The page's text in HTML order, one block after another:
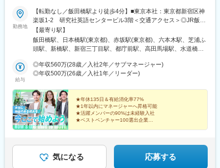
田井駅、上前津駅、東別院駅、摂津富田駅、新今宮駅前駅、千鳥
橋駅、千里中央駅(大阪モノレール)、百舌鳥八幡駅、大阪天満宮
駅、玉造駅、宮之阪駅、新豊橋駅、なんば駅(地下鉄)、なかもず
駅、森下駅(愛知県)、国際センター駅、祇園駅(福岡県)、西鉄福岡
駅、櫛田神社前駅、西鉄千早駅、三宮駅(神戸新交通)、ハーバーラ
ンド駅、山陽姫路駅、西代駅、山陽明石駅、新王寺駅、鳥居前
駅、田中口駅、山科駅、四条駅(京都市営)、石山駅、くいな橋駅、
西４丁目駅、さっぽろ駅、仙台駅(地下鉄)、岡山駅前駅、横川駅
駅、梅田駅(地下鉄)、蒲生四丁目駅、天王寺駅前駅、動物園前駅、
駅前駅、平安通駅、呉服町駅(福岡県)、香椎宮前駅、三宮駅(神戸
市営)、高速神戸駅、西新町駅、信貴山下駅、四宮駅、五条駅(京都
市営)、唐橋前駅、狸小路駅、北１２条駅、あおば通駅、西川緑道
公園駅、猿猴橋町駅、横川一丁目駅、城北駅
勤務地
【転勤なし／飯田橋駅より徒歩4分】■東京本社：東京都新宿区神
楽坂1-2 研究社英語センタービル3階＜交通アクセス＞◎JR飯田
橋駅 西口より徒歩4分◎東京メトロ飯田橋駅 B3出口より徒歩4分※
担当プロジェクトにより、将来的にリモートワーク（在宅勤務）
も可能です！
【最寄り駅】
飯田橋駅、日本橋駅(東京都)、赤坂駅(東京都)、六本木駅、芝浦ふ
頭駅、新橋駅、新宿三丁目駅、都庁前駅、高田馬場駅、水道橋
青海駅(東京都)、豊洲駅、有明駅(東京都)、亀戸駅、木場駅(東京
都)、天王洲アイル駅、立会川駅、大崎広小路駅、自由が丘駅、蒲
駅、明治神宮前駅、原宿駅、恵比寿駅、中野駅(東京都)、荻窪駅、
池袋駅、向原駅(東京都)、都電雑司ケ谷駅、赤羽駅、南千住駅、東
武練馬駅、光が丘駅、北千住駅、亀有駅、西葛西駅、吉祥寺駅、
井の頭公園駅、三鷹駅、府中競馬正門前駅、調布駅、町田駅、南
町田グランベリーパーク駅、豊田駅、国分寺駅、立川北駅、高松
よみうりランド駅、武蔵引田駅、新高島駅、横浜駅、元町・中華
街駅、伊勢佐木長者町駅、神奈川駅、新横浜駅、大倉山駅(神奈川
給与
◎年収560万(28歳／入社2年／サブマネージャー)
◎年収500万(26歳／入社1年／リーダー)
★年休135日＆有給消化率77%
★1年以内にマネージャーへ昇格可能
★活躍メンバーの90%は未経験入社
★ベストベンチャー100選出企業
気になる 応募する